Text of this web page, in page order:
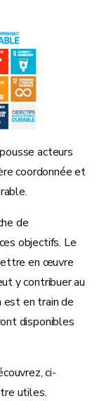
acteurs
coordonnée et
de
objectifs. Le
en œuvre
y contribuer au
est en train de
disponibles
ci-
utiles.